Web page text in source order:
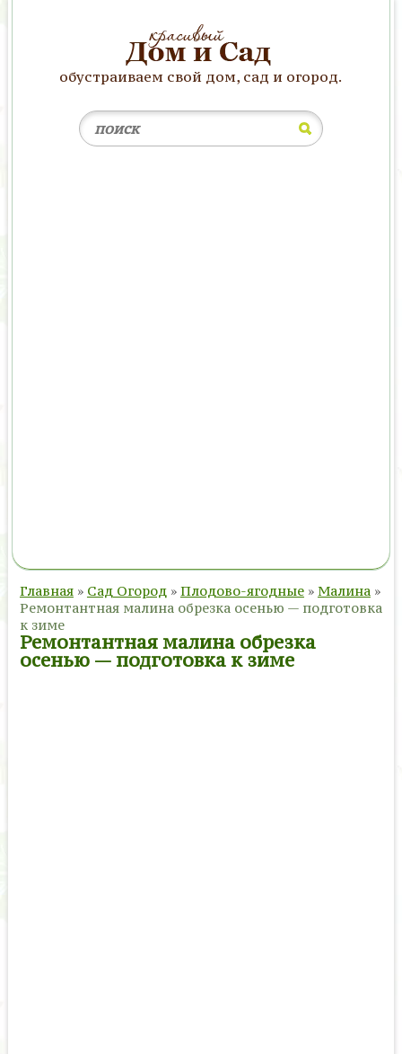
обустраиваем свой дом, сад и огород.
Главная » Сад Огород » Плодово-ягодные » Малина »
Ремонтантная малина обрезка осенью — подготовка
к зиме
Ремонтантная малина обрезка
осенью — подготовка к зиме